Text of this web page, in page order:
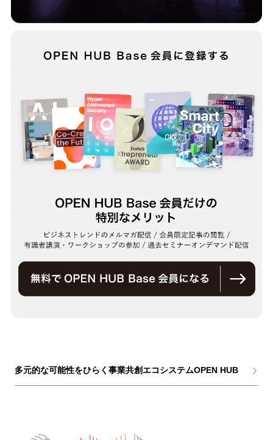
多元的な可能性をひらく事業共創エコシステムOPEN HUB